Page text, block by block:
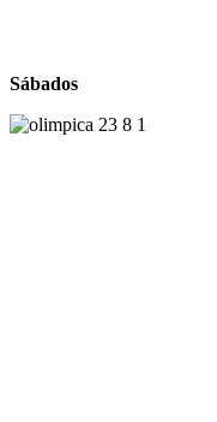
Sábados